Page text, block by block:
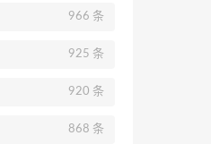
966 条
925 条
920 条
868 条